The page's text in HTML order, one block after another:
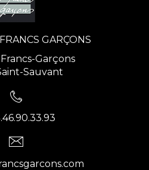
GARÇONS
Garçons
Sauvant